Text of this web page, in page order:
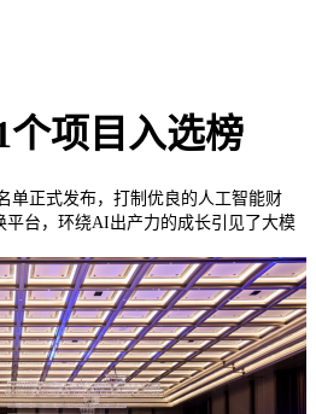
个项目入选榜
正式发布，打制优良的人工智能财
台，环绕AI出产力的成长引见了大模